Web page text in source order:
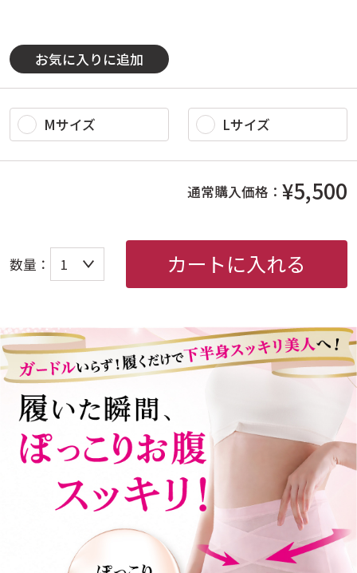
お気に入りに追加
Mサイズ Lサイズ
通常購入価格：¥5,500
数量： カートに入れる